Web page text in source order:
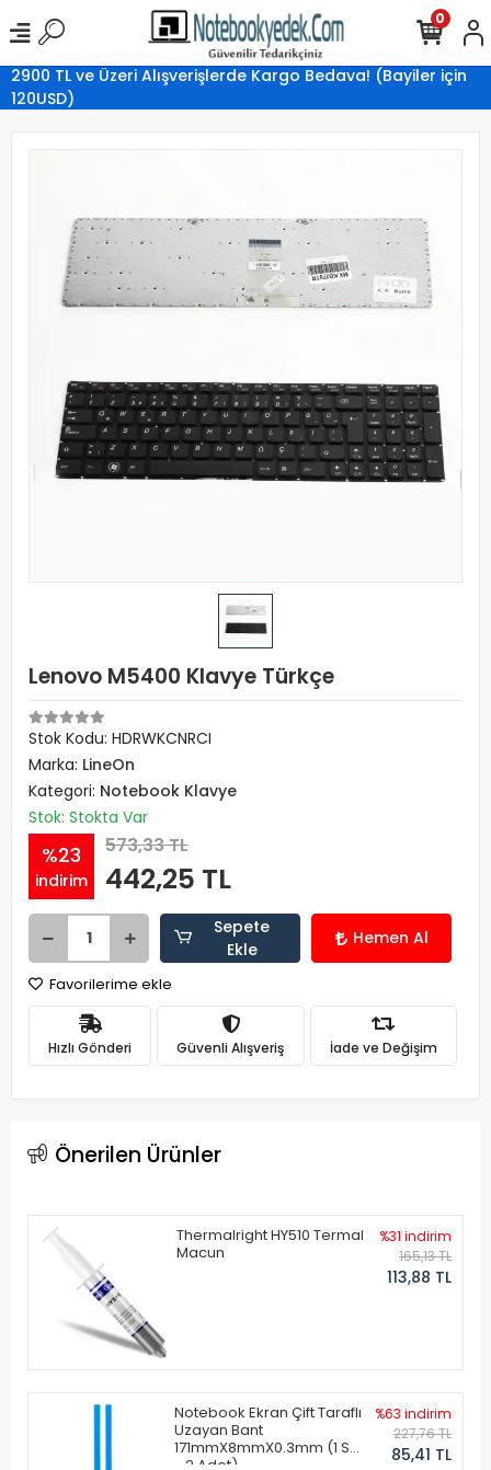
2900 TL ve Üzeri Alışverişlerde Kargo Bedava! (Bayiler için
120USD)
0
Lenovo M5400 Klavye Türkçe
Stok Kodu: HDRWKCNRCI
Marka: LineOn
Kategori: Notebook Klavye
Stok: Stokta Var
%23
indirim
573,33 TL
442,25 TL
Sepete
Ekle
Hemen Al
Favorilerime ekle
Hızlı Gönderi Güvenli Alışveriş İade ve Değişim
Önerilen Ürünler
Thermalright HY510 Termal
Macun
%31 indirim
165,13 TL
113,88 TL
Notebook Ekran Çift Taraflı
Uzayan Bant
171mmX8mmX0.3mm (1 Set
- 2 Adet)
%63 indirim
227,76 TL
85,41 TL